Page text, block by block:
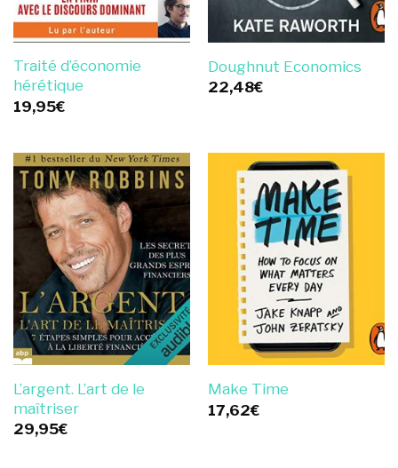
Traité d’économie
hérétique
19,95€
Doughnut Economics
22,48€
L’argent. L’art de le
maîtriser
29,95€
Make Time
17,62€